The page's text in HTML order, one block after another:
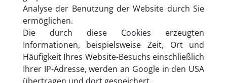
Analyse der Benutzung der Website durch Sie
ermöglichen.
Die durch diese Cookies erzeugten
Informationen, beispielsweise Zeit, Ort und
Häufigkeit Ihres Website-Besuchs einschließlich
Ihrer IP-Adresse, werden an Google in den USA